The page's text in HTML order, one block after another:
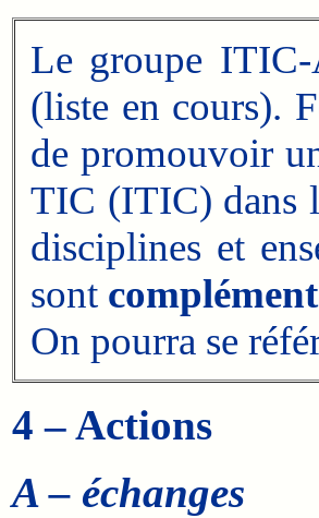
Le groupe
(liste en cours).
de promouvoir
TIC (ITIC) dans
disciplines et
sont
On pourra se
4 – Actions
A – échanges